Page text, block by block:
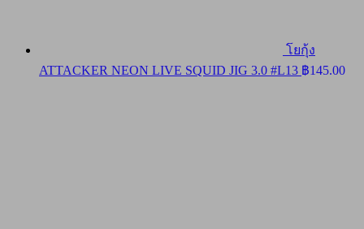
โยกุ้ง
ATTACKER NEON LIVE SQUID JIG 3.0 #L13 ฿145.00